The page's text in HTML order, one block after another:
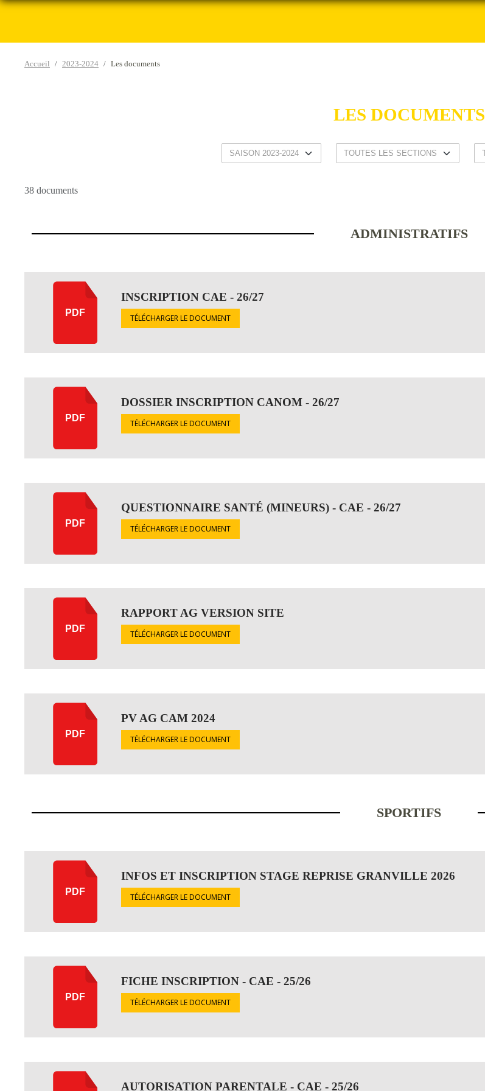
Accueil 2023-2024 Les documents
LES DOCUMENTS
38 documents
ADMINISTRATIFS
PDF
INSCRIPTION CAE - 26/27
TÉLÉCHARGER LE DOCUMENT
PDF
DOSSIER INSCRIPTION CANOM - 26/27
TÉLÉCHARGER LE DOCUMENT
PDF
QUESTIONNAIRE SANTÉ (MINEURS) - CAE - 26/27
TÉLÉCHARGER LE DOCUMENT
PDF
RAPPORT AG VERSION SITE
TÉLÉCHARGER LE DOCUMENT
PDF
PV AG CAM 2024
TÉLÉCHARGER LE DOCUMENT
SPORTIFS
PDF
INFOS ET INSCRIPTION STAGE REPRISE GRANVILLE 2026
TÉLÉCHARGER LE DOCUMENT
PDF
FICHE INSCRIPTION - CAE - 25/26
TÉLÉCHARGER LE DOCUMENT
AUTORISATION PARENTALE - CAE - 25/26